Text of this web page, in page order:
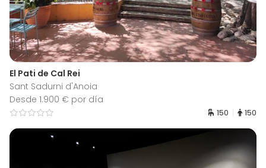
El Pati de Cal Rei
Sant Sadurni d'Anoia
Desde 1.900 € por día
150 150